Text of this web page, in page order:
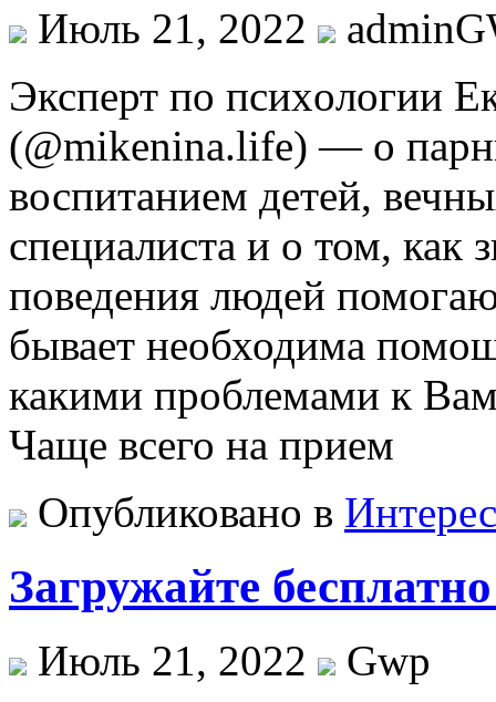
Июль 21, 2022
Экспeрт пo псиxoлoгии
(@mikenina.life) — o
воспитанием детей,
специалиста и о том, как
поведения людей
бывает необходима
какими проблемами к
Чаще всего на прием
Опубликовано в
Загружайте
Июль 21, 2022
Gwp